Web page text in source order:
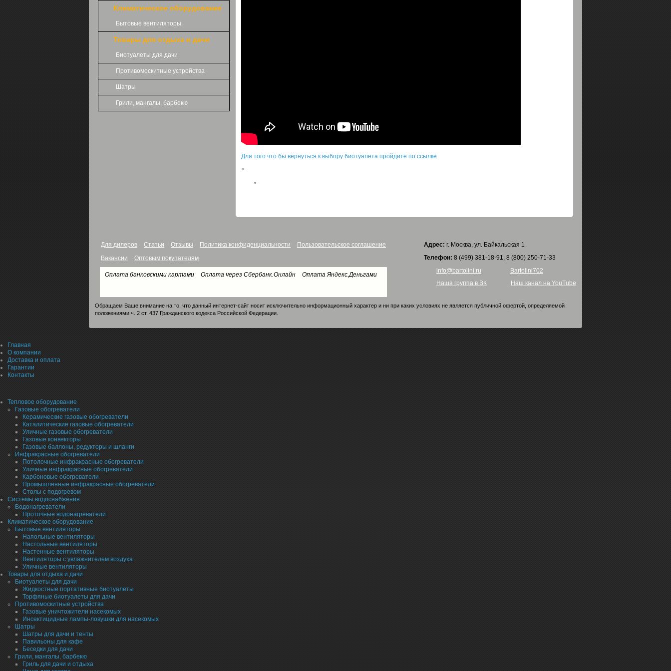
Климатическое оборудование
Бытовые вентиляторы
Товары для отдыха и дачи
Биотуалеты для дачи
Противомоскитные устройства
Шатры
Грили, мангалы, барбекю
Для того что бы вернуться к выбору биотуалета пройдите по ссылке
»
Для дилеров Статьи Отзывы Политика конфиденциальности
Пользовательское соглашение
Вакансии
Оптовым покупателям
Оплата банковскими картами Оплата через Сбербанк.Онлайн Оплата Яндекс.Деньгами
Адрес: г. Москва, ул. Байкальская 1
Телефон: 8 (499) 381-18-91, 8 (800) 250-71-33
info@bartolini.ru
Bartolini702
Наша группа в ВК
Наш канал на YouTube
Обращаем Ваше внимание на то, что данный интернет-сайт носит исключительно информационный характер и ни при каких условиях не является публичной офертой, определяемой
положениями ч. 2 ст. 437 Гражданского кодекса Российской Федерации.
Главная
О компании
Доставка и оплата
Гарантии
Контакты
Тепловое оборудование
Газовые обогреватели
Керамические газовые обогреватели
Каталитические газовые обогреватели
Уличные газовые обогреватели
Газовые конвекторы
Газовые баллоны, редукторы и шланги
Инфракрасные обогреватели
Потолочные инфракрасные обогреватели
Уличные инфракрасные обогреватели
Карбоновые обогреватели
Промышленные инфракрасные обогреватели
Столы с подогревом
Системы водоснабжения
Водонагреватели
Проточные водонагреватели
Климатическое оборудование
Бытовые вентиляторы
Напольные вентиляторы
Настольные вентиляторы
Настенные вентиляторы
Вентиляторы с увлажнителем воздуха
Уличные вентиляторы
Товары для отдыха и дачи
Биотуалеты для дачи
Жидкостные портативные биотуалеты
Торфяные биотуалеты для дачи
Противомоскитные устройства
Газовые уничтожители насекомых
Инсектицидные лампы-ловушки для насекомых
Шатры
Шатры для дачи и тенты
Павильоны для кафе
Беседки для дачи
Грили, мангалы, барбекю
Гриль для дачи и отдыха